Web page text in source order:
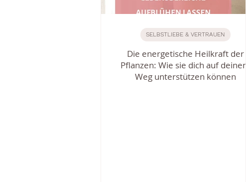
Die energetische Heilkraft der
Pflanzen: Wie sie dich auf deinem
Weg unterstützen können
SELBSTLIEBE & VERTRAUEN